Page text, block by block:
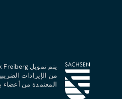
من الإيرادات
المعتمدة من أعضاء